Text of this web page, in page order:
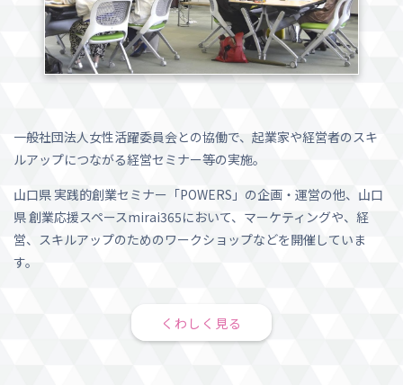
一般社団法人女性活躍委員会との協働で、起業家や経営者のスキ
ルアップにつながる経営セミナー等の実施。
山口県 実践的創業セミナー「POWERS」の企画・運営の他、山口
県 創業応援スペースmirai365において、マーケティングや、経
営、スキルアップのためのワークショップなどを開催していま
す。
くわしく見る